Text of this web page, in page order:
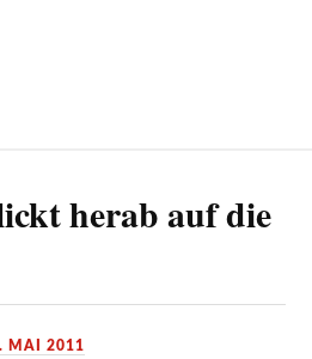
herab auf die
MAI 2011